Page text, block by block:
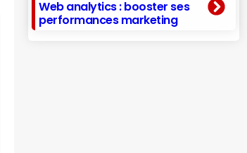
Web analytics : booster ses
performances marketing